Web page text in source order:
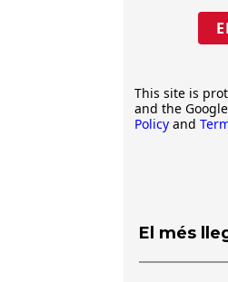
This site is
and the Google
Policy and
El més